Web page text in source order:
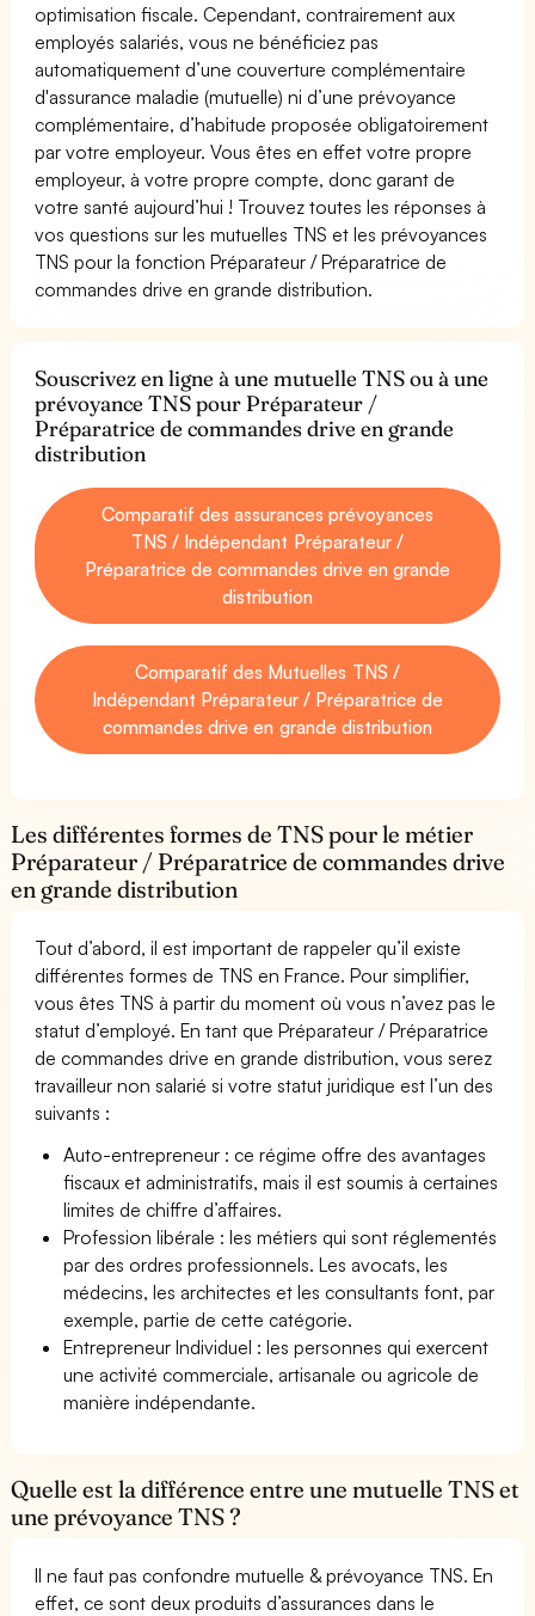
optimisation fiscale. Cependant, contrairement aux
employés salariés, vous ne bénéficiez pas
automatiquement d’une couverture complémentaire
d'assurance maladie (mutuelle) ni d’une prévoyance
complémentaire, d’habitude proposée obligatoirement
par votre employeur. Vous êtes en effet votre propre
employeur, à votre propre compte, donc garant de
votre santé aujourd’hui ! Trouvez toutes les réponses à
vos questions sur les mutuelles TNS et les prévoyances
TNS pour la fonction Préparateur / Préparatrice de
commandes drive en grande distribution.
Souscrivez en ligne à une mutuelle TNS ou à une
prévoyance TNS pour Préparateur /
Préparatrice de commandes drive en grande
distribution
Comparatif des assurances prévoyances
TNS / Indépendant Préparateur /
Préparatrice de commandes drive en grande
distribution
Comparatif des Mutuelles TNS /
Indépendant Préparateur / Préparatrice de
commandes drive en grande distribution
Les différentes formes de TNS pour le métier
Préparateur / Préparatrice de commandes drive
en grande distribution
Tout d’abord, il est important de rappeler qu’il existe
différentes formes de TNS en France. Pour simplifier,
vous êtes TNS à partir du moment où vous n’avez pas le
statut d’employé. En tant que Préparateur / Préparatrice
de commandes drive en grande distribution, vous serez
travailleur non salarié si votre statut juridique est l’un des
suivants :
Auto-entrepreneur : ce régime offre des avantages
fiscaux et administratifs, mais il est soumis à certaines
limites de chiffre d’affaires.
Profession libérale : les métiers qui sont réglementés
par des ordres professionnels. Les avocats, les
médecins, les architectes et les consultants font, par
exemple, partie de cette catégorie.
Entrepreneur Individuel : les personnes qui exercent
une activité commerciale, artisanale ou agricole de
manière indépendante.
Quelle est la différence entre une mutuelle TNS et
une prévoyance TNS ?
Il ne faut pas confondre mutuelle & prévoyance TNS. En
effet, ce sont deux produits d’assurances dans le